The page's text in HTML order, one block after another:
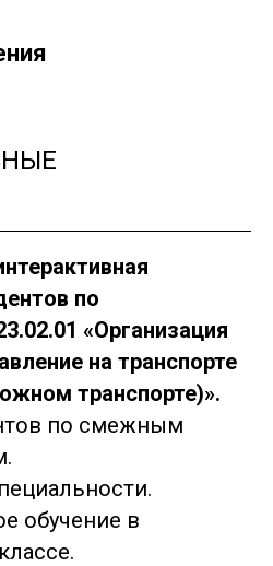
по
«Организация
на транспорте
транспорте)».
по смежным
обучение в